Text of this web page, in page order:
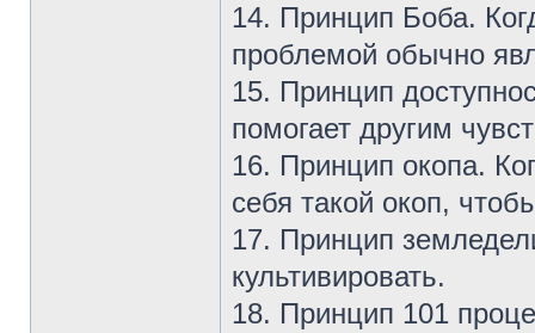
14. Принцип Боба.
проблемой обычно
15. Принцип
помогает другим
16. Принцип окопа.
себя такой окоп,
17. Принцип
культивировать.
18. Принцип 101